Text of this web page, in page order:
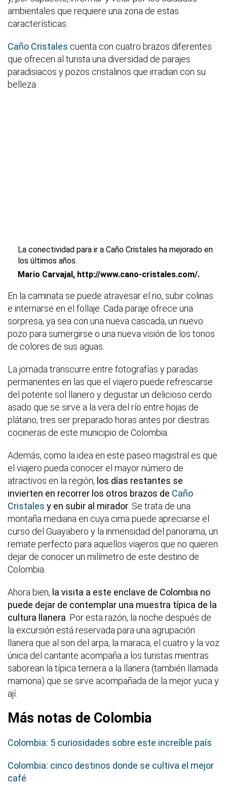
ambientales que requiere una zona de estas
características.
Caño Cristales cuenta con cuatro brazos diferentes
que ofrecen al turista una diversidad de parajes
paradisiacos y pozos cristalinos que irradian con su
belleza.
La conectividad para ir a Caño Cristales ha mejorado en
los últimos años.
Mario Carvajal, http://www.cano-cristales.com/.
En la caminata se puede atravesar el rio, subir colinas
e internarse en el follaje. Cada paraje ofrece una
sorpresa, ya sea con una nueva cascada, un nuevo
pozo para sumergirse o una nueva visión de los tonos
de colores de sus aguas.
La jornada transcurre entre fotografías y paradas
permanentes en las que el viajero puede refrescarse
del potente sol llanero y degustar un delicioso cerdo
asado que se sirve a la vera del río entre hojas de
plátano, tres ser preparado horas antes por diestras
cocineras de este municipio de Colombia.
Además, como la idea en este paseo magistral es que
el viajero pueda conocer el mayor número de
atractivos en la región, los días restantes se
invierten en recorrer los otros brazos de Caño
Cristales y en subir al mirador . Se trata de una
montaña mediana en cuya cima puede apreciarse el
curso del Guayabero y la inmensidad del panorama, un
remate perfecto para aquellos viajeros que no quieren
dejar de conocer un milímetro de este destino de
Colombia.
Ahora bien, la visita a este enclave de Colombia no
puede dejar de contemplar una muestra típica de la
cultura llanera . Por esta razón, la noche después de
la excursión está reservada para una agrupación
llanera que al son del arpa, la maraca, el cuatro y la voz
única del cantante acompaña a los turistas mientras
saborean la típica ternera a la llanera (también llamada
mamona) que se sirve acompañada de la mejor yuca y
ají.
Más notas de Colombia
Colombia: 5 curiosidades sobre este increíble país
Colombia: cinco destinos donde se cultiva el mejor
café